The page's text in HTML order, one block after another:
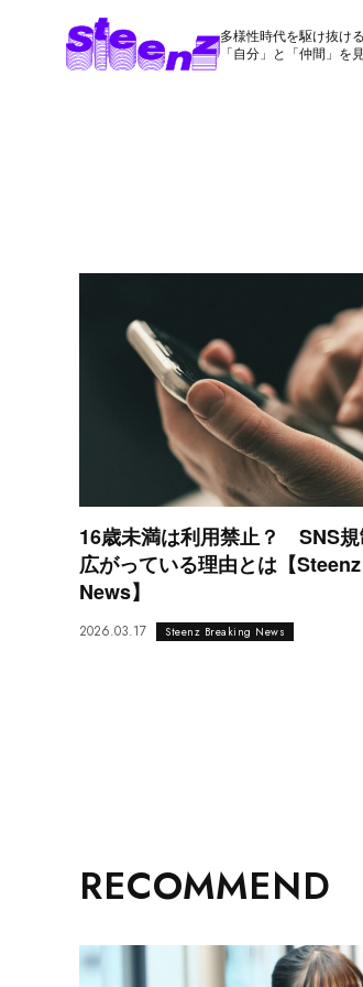
多様性時代を駆け抜け
「自分」と「仲間」を
16歳未満は利用禁止？ SNS
広がっている理由とは【
News】
2026.03.17 Steenz Breaking News
RECOMMEND